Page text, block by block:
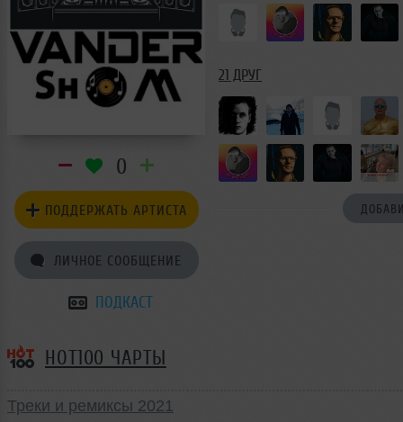
0
ПОДДЕРЖАТЬ АРТИСТА
ЛИЧНОЕ СООБЩЕНИЕ
ПОДКАСТ
21 ДРУГ
HOT100 ЧАРТЫ
Треки и ремиксы 2021